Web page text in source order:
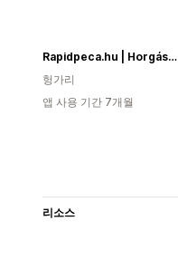
Rapidpeca.hu | Horgászbolt és webshop
헝가리
앱 사용 기간 7개월
리소스